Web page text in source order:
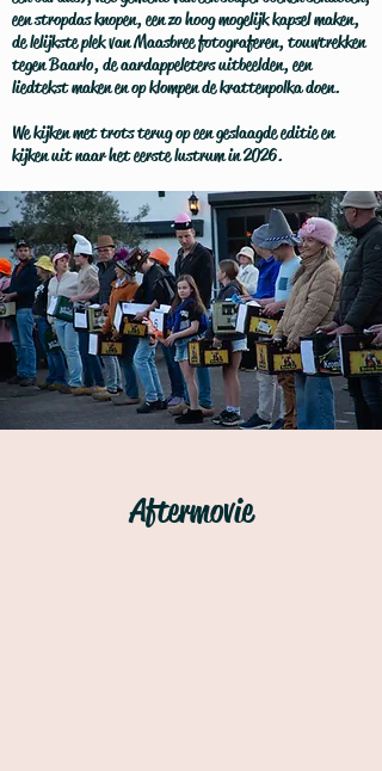
een stropdas knopen, een zo hoog mogelijk kapsel maken,
de lelijkste plek van Maasbree fotograferen, touwtrekken
tegen Baarlo, de aardappeleters uitbeelden, een
liedtekst maken en op klompen de krattenpolka doen.
We kijken met trots terug op een geslaagde editie en
kijken uit naar het eerste lustrum in 2026.
Aftermovie